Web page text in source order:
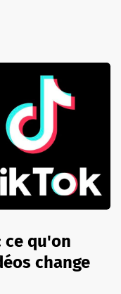
ce qu'on
change